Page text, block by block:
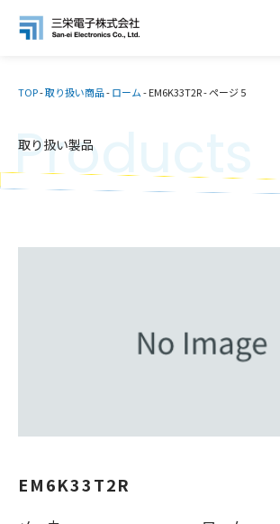
TOP-取り扱い商品-ローム-EM6K33T2R-ページ 5
取り扱い製品
Products
EM6K33T2R